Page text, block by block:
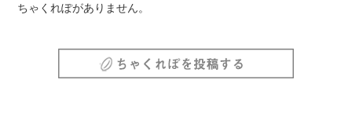
ちゃくれぽがありません。